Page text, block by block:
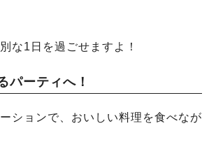
な1日を過ごせますよ！
パーティへ！
ションで、おいしい料理を食べなが